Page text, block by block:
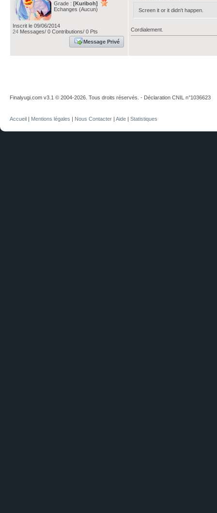
Grade : [Kuriboh]
Echanges (Aucun)
Inscrit le 09/06/2014
24 Messages/ 0 Contributions/ 0 Pts
Message Privé
Screen it or it didn't happen.
Cordialement.
Finalyugi.com v3.1 © 2004-2026. Tous droits réservés. - Déclaration CNIL n°1036623
Accueil | Mentions légales | Nous Contacter | Aide | Statistiques